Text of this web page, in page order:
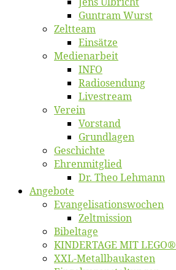
Gun­tram Wurst
Zelt­team
Ein­sät­ze
Me­di­en­ar­beit
INFO
Ra­dio­sen­dung
Live­stream
Ver­ein
Vor­stand
Grund­la­gen
Ge­schich­te
Eh­ren­mit­glied
Dr. Theo Lehmann
An­ge­bo­te
Evangelisa­tions­wo­chen
Zelt­mis­si­on
Bi­bel­ta­ge
KINDERTAGE MIT LEGO®
XXL-Me­­tal­l­­bau­­kas­­ten